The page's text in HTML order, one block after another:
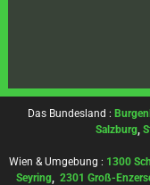
Das Bundesland :
Salzburg,
Wien & Umgebung : 1300
Seyring, 2301 Groß-